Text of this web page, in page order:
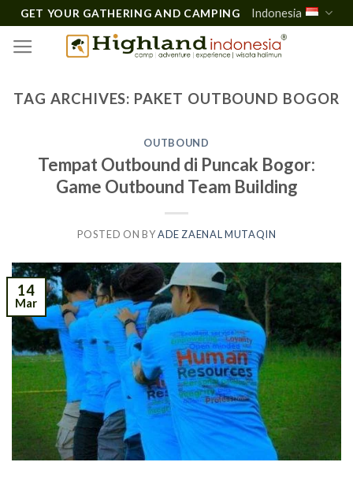
Skip
content
GET YOUR GATHERING AND CAMPING Indonesia
TAG ARCHIVES: PAKET OUTBOUND BOGOR
OUTBOUND
Tempat Outbound di Puncak Bogor:
Game Outbound Team Building
POSTED ON BYADE ZAENAL MUTAQIN
14
Mar